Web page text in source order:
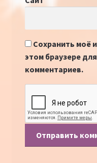
Сохранить моё
этом браузере
комментариев.